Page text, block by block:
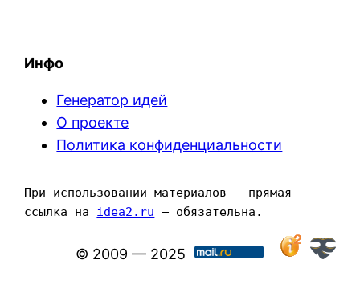
Инфо
Генератор идей
О проекте
Политика конфиденциальности
При использовании материалов - прямая
ссылка на idea2.ru — обязательна.
© 2009 — 2025